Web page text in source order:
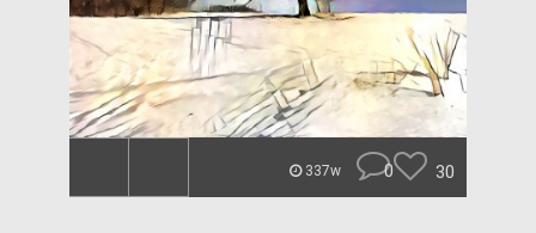
337w 0 30